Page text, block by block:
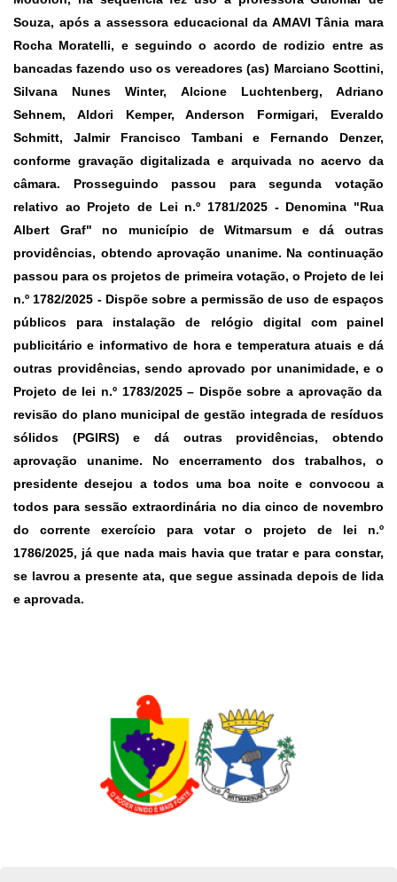
Souza, após a assessora educacional da AMAVI Tânia mara
Rocha Moratelli, e seguindo o acordo de rodizio entre as
bancadas fazendo uso os vereadores (as) Marciano Scottini,
Silvana Nunes Winter, Alcione Luchtenberg, Adriano
Sehnem, Aldori Kemper, Anderson Formigari, Everaldo
Schmitt, Jalmir Francisco Tambani e Fernando Denzer,
conforme gravação digitalizada e arquivada no acervo da
câmara. Prosseguindo passou para segunda votação
relativo ao Projeto de Lei n.º 1781/2025 - Denomina "Rua
Albert Graf" no município de Witmarsum e dá outras
providências, obtendo aprovação unanime. Na continuação
passou para os projetos de primeira votação, o Projeto de lei
n.º 1782/2025 - Dispõe sobre a permissão de uso de espaços
públicos para instalação de relógio digital com painel
publicitário e informativo de hora e temperatura atuais e dá
outras providências, sendo aprovado por unanimidade, e o
Projeto de lei n.º 1783/2025 – Dispõe sobre a aprovação da
revisão do plano municipal de gestão integrada de resíduos
sólidos (PGIRS) e dá outras providências, obtendo
aprovação unanime. No encerramento dos trabalhos, o
presidente desejou a todos uma boa noite e convocou a
todos para sessão extraordinária no dia cinco de novembro
do corrente exercício para votar o projeto de lei n.º
1786/2025, já que nada mais havia que tratar e para constar,
se lavrou a presente ata, que segue assinada depois de lida
e aprovada.